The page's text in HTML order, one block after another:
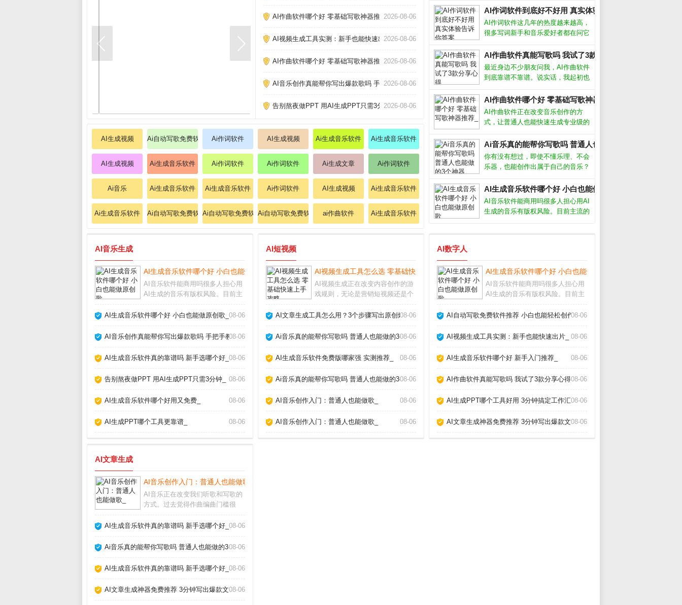
AI作曲软件哪个好 零基础写歌神器推荐_2026-08-06
AI视频生成工具实测：新手也能快速出片_2026-08-06
AI作曲软件哪个好 零基础写歌神器推荐_2026-08-06
AI音乐创作真能帮你写出爆款歌吗 手把手教你玩转AI作歌_
2026-08-06
告别熬夜做PPT 用AI生成PPT只需3分钟_2026-08-06
AI生成视频 Ai自动写歌免费软件 Ai作词软件 AI生成视频 Ai生成音乐软件 Ai生成音乐软件
AI生成视频 Ai生成音乐软件 Ai作词软件 Ai作词软件 Ai生成文章 Ai作词软件
Ai音乐 Ai生成音乐软件 Ai生成音乐软件 Ai作词软件 AI生成视频 Ai生成音乐软件
Ai生成音乐软件 Ai自动写歌免费软件Ai自动写歌免费软件Ai自动写歌免费软件 ai作曲软件 Ai生成音乐软件
后，发现它们确实能快速生成旋律和
伴奏，尤其适合没学过乐理的新手。
今天就把我的真实体验和挑选方法分
AI作词软件到底好不好用 真实体验告诉你答案_
AI作词软件这几年的热度越来越高，
很多写词新手和音乐爱好者都在问它
验来看，它确实能帮我们快速生成歌
词框架，但要想写出真正打动人心的
句子，还得靠人工打磨。AI作词软件
AI作曲软件真能写歌吗 我试了3款分享心得_
最近身边不少朋友问我，AI作曲软件
到底靠谱不靠谱。说实话，我起初也
后，发现它们确实能快速生成旋律和
伴奏，尤其适合没学过乐理的新手。
今天就把我的真实体验和挑选方法分
AI作曲软件哪个好 零基础写歌神器推荐_
AI作曲软件正在改变音乐创作的方
式，让普通人也能快速生成专业级的
资深制作人，这类工具都能帮你突破
灵感瓶颈。AI作曲软件怎么用大多数
AI作曲软件操作非常简单，只需选择
Ai音乐真的能帮你写歌吗 普通人也能做的3个神器_
你有没有想过，即使不懂乐理、不会
乐器，也能创作出属于自己的音乐？
现实。从自动生成旋律到智能编曲，
甚至模拟人声演唱，Ai音乐正在降低
创作门槛，让每个人都能成为“音乐
AI生成音乐软件哪个好 小白也能做原创歌_
AI音乐软件能商用吗很多人担心用AI
生成的音乐有版权风险。目前主流的
AI音乐生成
AI生成音乐软件哪个好 小白也能做原创歌_
AI音乐软件能商用吗很多人担心用
AI生成的音乐有版权风险。目前主
Udio，都允许付费用户将生成的音
能个人使用。不同平台的具体条款
AI生成音乐软件哪个好 小白也能做原创歌_ 08-06
AI音乐创作真能帮你写出爆款歌吗 手把手教你玩转AI作歌_
08-06
AI生成音乐软件真的靠谱吗 新手选哪个好_ 08-06
告别熬夜做PPT 用AI生成PPT只需3分钟_ 08-06
AI生成音乐软件哪个好用又免费_ 08-06
AI生成PPT哪个工具更靠谱_ 08-06
AI短视频
AI视频生成工具怎么选 零基础快速上手攻略_
AI视频生成正在改变内容创作的游
戏规则，无论是营销短视频还是个
高质量画面。作为长期使用各类AI
方法，效率能提升十倍以上。AI视
AI文章生成工具怎么用？3个步骤写出原创爆款_
08-06
Ai音乐真的能帮你写歌吗 普通人也能做的3个神器_
08-06
AI生成音乐软件免费版哪家强 实测推荐_ 08-06
Ai音乐真的能帮你写歌吗 普通人也能做的3个神器_
08-06
AI音乐创作入门：普通人也能做歌_ 08-06
AI音乐创作入门：普通人也能做歌_ 08-06
AI数字人
AI生成音乐软件哪个好 小白也能做原创歌_
AI音乐软件能商用吗很多人担心用
AI生成的音乐有版权风险。目前主
Udio，都允许付费用户将生成的音
能个人使用。不同平台的具体条款
AI自动写歌免费软件推荐 小白也能轻松创作_08-06
AI视频生成工具实测：新手也能快速出片_ 08-06
AI生成音乐软件哪个好 新手入门推荐_ 08-06
AI作曲软件真能写歌吗 我试了3款分享心得_08-06
AI生成PPT哪个工具好用 3分钟搞定工作汇报_
08-06
AI文章生成神器免费推荐 3分钟写出爆款文章_
08-06
AI文章生成
AI音乐创作入门：普通人也能做歌_
AI音乐正在改变我们听歌和写歌的
方式。过去觉得作曲编曲门槛很
不懂乐理也能快速生成完整的伴奏
让音乐创作变得人人可尝试。AI音
AI生成音乐软件真的靠谱吗 新手选哪个好_ 08-06
Ai音乐真的能帮你写歌吗 普通人也能做的3个神器_
08-06
AI生成音乐软件真的靠谱吗 新手选哪个好_ 08-06
AI文章生成神器免费推荐 3分钟写出爆款文章_
08-06